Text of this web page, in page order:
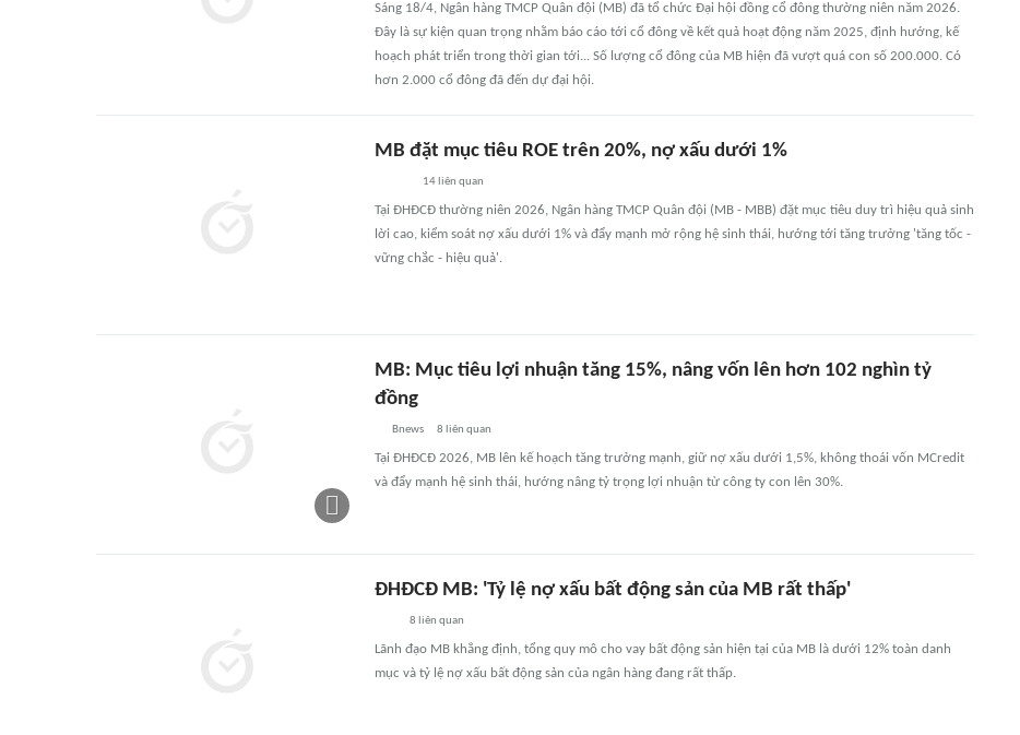
Sáng 18/4, Ngân hàng TMCP Quân đội (MB) đã tổ chức Đại hội đồng cổ đông thường niên năm 2026.
Đây là sự kiện quan trọng nhằm báo cáo tới cổ đông về kết quả hoạt động năm 2025, định hướng, kế
hoạch phát triển trong thời gian tới... Số lượng cổ đông của MB hiện đã vượt quá con số 200.000. Có
hơn 2.000 cổ đông đã đến dự đại hội.
MB đặt mục tiêu ROE trên 20%, nợ xấu dưới 1%
14liên quan
Tại ĐHĐCĐ thường niên 2026, Ngân hàng TMCP Quân đội (MB - MBB) đặt mục tiêu duy trì hiệu quả sinh
lời cao, kiểm soát nợ xấu dưới 1% và đẩy mạnh mở rộng hệ sinh thái, hướng tới tăng trưởng 'tăng tốc -
vững chắc - hiệu quả'.
MB: Mục tiêu lợi nhuận tăng 15%, nâng vốn lên hơn 102 nghìn tỷ
đồng
Bnews 8 liên quan
Tại ĐHĐCĐ 2026, MB lên kế hoạch tăng trưởng mạnh, giữ nợ xấu dưới 1,5%, không thoái vốn MCredit
và đẩy mạnh hệ sinh thái, hướng nâng tỷ trọng lợi nhuận từ công ty con lên 30%.
ĐHĐCĐ MB: 'Tỷ lệ nợ xấu bất động sản của MB rất thấp'
8 liên quan
Lãnh đạo MB khẳng định, tổng quy mô cho vay bất động sản hiện tại của MB là dưới 12% toàn danh
mục và tỷ lệ nợ xấu bất động sản của ngân hàng đang rất thấp.